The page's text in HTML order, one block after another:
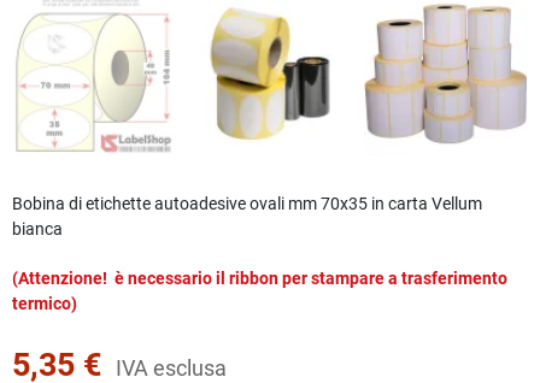
Bobina di etichette autoadesive ovali mm 70x35 in carta Vellum
bianca
(Attenzione! è necessario il ribbon per stampare a trasferimento
termico)
5,35 €
IVA esclusa